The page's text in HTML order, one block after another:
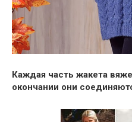
Каждая часть жакета
окончании они